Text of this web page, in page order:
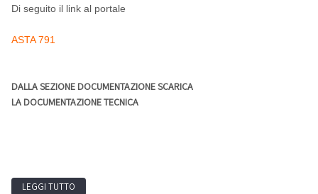
Di seguito il link al portale
ASTA 791
DALLA SEZIONE DOCUMENTAZIONE SCARICA
LA DOCUMENTAZIONE TECNICA
LEGGI TUTTO